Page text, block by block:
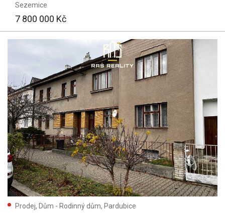
Sezemice
7 800 000 Kč
Prodej, Dům - Rodinný dům, Pardubice